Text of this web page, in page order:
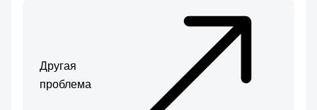
Другая
проблема